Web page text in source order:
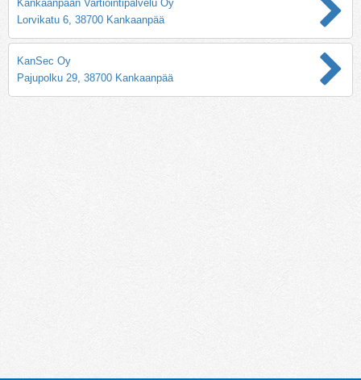
Kankaanpään Vartiointipalvelu Oy
Lorvikatu 6, 38700 Kankaanpää
KanSec Oy
Pajupolku 29, 38700 Kankaanpää